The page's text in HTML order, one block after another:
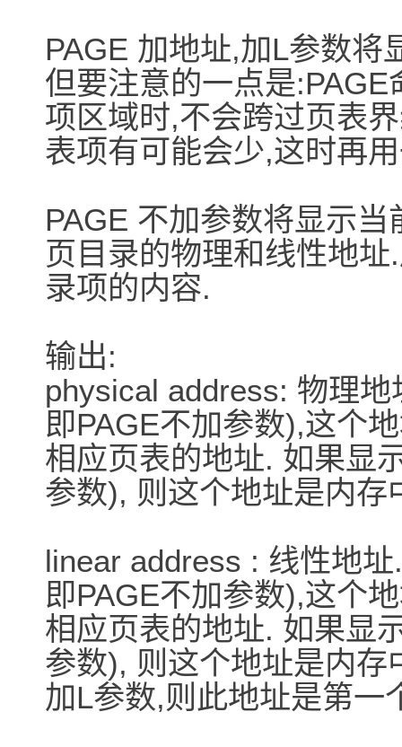
PAGE 加地址,加L参数将
但要注意的一点是
项区域时,不会跨过页表
表项有可能会少,这时再
PAGE 不加参数将显示
页目录的物理和线性地
录项的内容.
输出:
physical address: 物理
即PAGE不加参数),这个
相应页表的地址. 如果显
参数), 则这个地址是内存
linear address : 线性地
即PAGE不加参数),这个
相应页表的地址. 如果显
参数), 则这个地址是内
加L参数,则此地址是第一